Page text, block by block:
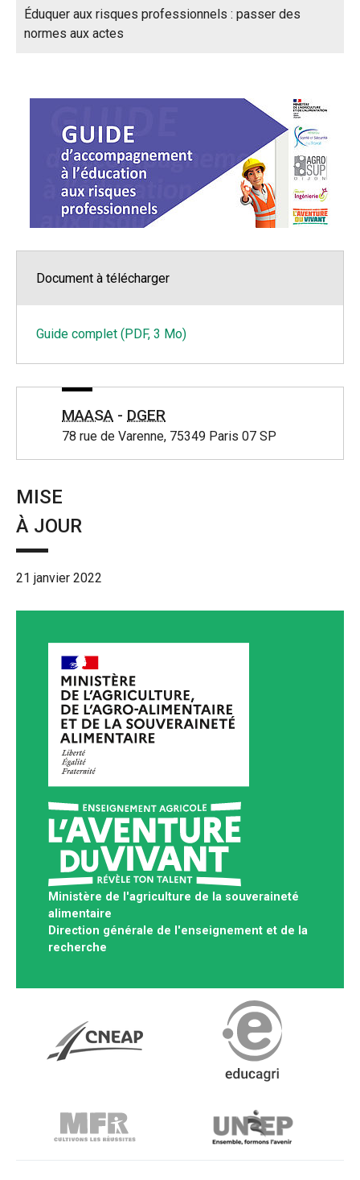
Éduquer aux risques professionnels : passer des
normes aux actes
Document à télécharger
Guide complet (PDF, 3 Mo)
MAASA - DGER
78 rue de Varenne, 75349 Paris 07 SP
MISE
À JOUR
21 janvier 2022
Ministère de l'agriculture de la souveraineté
alimentaire
Direction générale de l'enseignement et de la
recherche